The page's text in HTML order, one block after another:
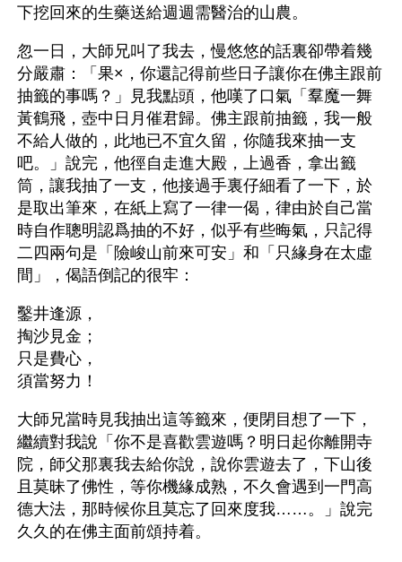
下挖回來的生藥送給週週需醫治的山農。
忽一日，大師兄叫了我去，慢悠悠的話裏卻帶着幾
分嚴肅：「果×，你還記得前些日子讓你在佛主跟前
抽籤的事嗎？」見我點頭，他嘆了口氣「羣魔一舞
黃鶴飛，壺中日月催君歸。佛主跟前抽籤，我一般
不給人做的，此地已不宜久留，你隨我來抽一支
吧。」說完，他徑自走進大殿，上過香，拿出籤
筒，讓我抽了一支，他接過手裏仔細看了一下，於
是取出筆來，在紙上寫了一律一偈，律由於自己當
時自作聰明認爲抽的不好，似乎有些晦氣，只記得
二四兩句是「險峻山前來可安」和「只緣身在太虛
間」，偈語倒記的很牢：
鑿井逢源，
掏沙見金；
只是費心，
須當努力！
大師兄當時見我抽出這等籤來，便閉目想了一下，
繼續對我說「你不是喜歡雲遊嗎？明日起你離開寺
院，師父那裏我去給你說，說你雲遊去了，下山後
且莫昧了佛性，等你機緣成熟，不久會遇到一門高
德大法，那時候你且莫忘了回來度我……。」說完
久久的在佛主面前頌持着。